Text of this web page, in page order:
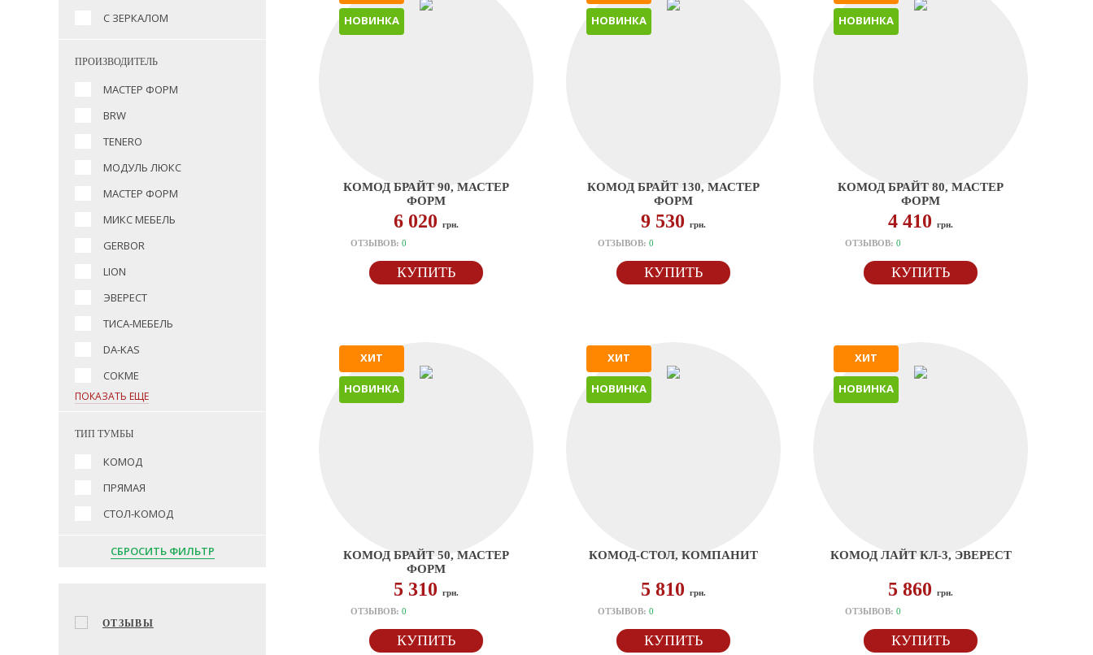
С ЗЕРКАЛОМ
ПРОИЗВОДИТЕЛЬ
МАСТЕР ФОРМ
BRW
TENERO
МОДУЛЬ ЛЮКС
МАСТЕР ФОРМ
МИКС МЕБЕЛЬ
GERBOR
LION
ЭВЕРЕСТ
ТИСА-МЕБЕЛЬ
DA-KAS
СОКМЕ
ПОКАЗАТЬ ЕЩЕ
ТИП ТУМБЫ
КОМОД
ПРЯМАЯ
СТОЛ-КОМОД
СБРОСИТЬ ФИЛЬТР
ОТЗЫВЫ
НОВИНКА
КОМОД БРАЙТ 90, МАСТЕР
ФОРМ
6 020 грн.
ОТЗЫВОВ: 0
КУПИТЬ
НОВИНКА
КОМОД БРАЙТ 130, МАСТЕР
ФОРМ
9 530 грн.
ОТЗЫВОВ: 0
КУПИТЬ
НОВИНКА
КОМОД БРАЙТ 80, МАСТЕР
ФОРМ
4 410 грн.
ОТЗЫВОВ: 0
КУПИТЬ
ХИТ
НОВИНКА
КОМОД БРАЙТ 50, МАСТЕР
ФОРМ
5 310 грн.
ОТЗЫВОВ: 0
КУПИТЬ
ХИТ
НОВИНКА
КОМОД-СТОЛ, КОМПАНИТ
5 810 грн.
ОТЗЫВОВ: 0
КУПИТЬ
ХИТ
НОВИНКА
КОМОД ЛАЙТ КЛ-3, ЭВЕРЕСТ
5 860 грн.
ОТЗЫВОВ: 0
КУПИТЬ